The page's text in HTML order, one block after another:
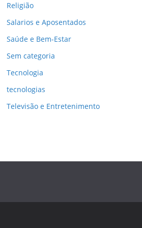
Religião
Salarios e Aposentados
Saúde e Bem-Estar
Sem categoria
Tecnologia
tecnologias
Televisão e Entretenimento